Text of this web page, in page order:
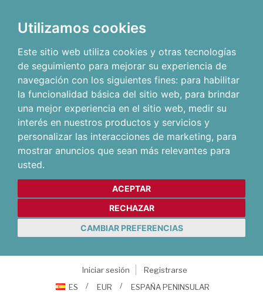
Utilizamos cookies
Este sitio web utiliza cookies y otras tecnologías
de seguimiento para mejorar su experiencia de
navegación con los siguientes fines: para habilitar
la funcionalidad básica del sitio web, para brindar
una mejor experiencia en el sitio web, medir su
interés en nuestros productos y servicios y
personalizar las interacciones de marketing, para
mostrar anuncios que sean más relevantes para
usted.
ACEPTAR
RECHAZAR
CAMBIAR PREFERENCIAS
Iniciar sesión
Registrarse
ES
EUR ESPAÑA PENINSULAR